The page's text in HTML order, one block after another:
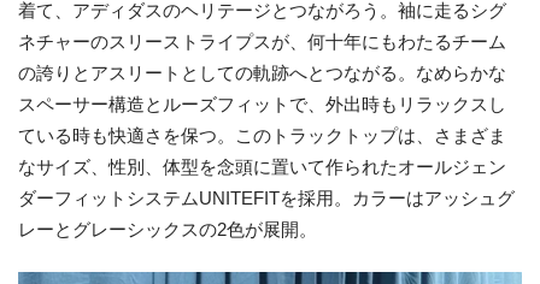
着て、アディダスのヘリテージとつながろう。袖に走るシグ
ネチャーのスリーストライプスが、何十年にもわたるチーム
の誇りとアスリートとしての軌跡へとつながる。なめらかな
スペーサー構造とルーズフィットで、外出時もリラックスし
ている時も快適さを保つ。このトラックトップは、さまざま
なサイズ、性別、体型を念頭に置いて作られたオールジェン
ダーフィットシステムUNITEFITを採用。カラーはアッシュグ
レーとグレーシックスの2色が展開。